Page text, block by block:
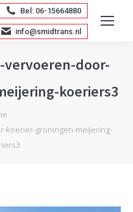
Bel: 06-15664880
info@smidtrans.nl
door-
koeriers3
koerier-groningen-meijering-